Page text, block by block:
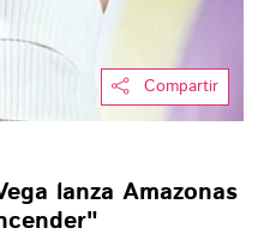
Compartir
lanza Amazonas